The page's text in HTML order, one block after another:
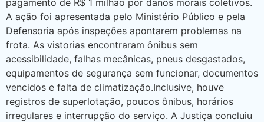
A ação foi apresentada pelo Ministério Público e pela
Defensoria após inspeções apontarem problemas na
frota. As vistorias encontraram ônibus sem
acessibilidade, falhas mecânicas, pneus desgastados,
equipamentos de segurança sem funcionar, documentos
vencidos e falta de climatização.Inclusive, houve
registros de superlotação, poucos ônibus, horários
irregulares e interrupção do serviço. A Justiça concluiu